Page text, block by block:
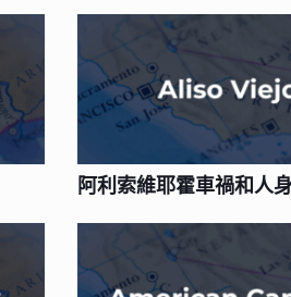
阿利索維耶霍車禍和人